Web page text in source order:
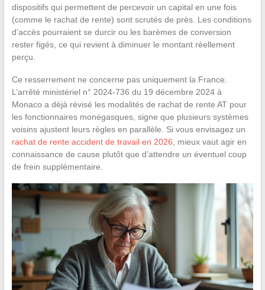
dispositifs qui permettent de percevoir un capital en une fois
(comme le rachat de rente) sont scrutés de près. Les conditions
d’accès pourraient se durcir ou les barèmes de conversion
rester figés, ce qui revient à diminuer le montant réellement
perçu.
Ce resserrement ne concerne pas uniquement la France.
L’arrêté ministériel n° 2024-736 du 19 décembre 2024 à
Monaco a déjà révisé les modalités de rachat de rente AT pour
les fonctionnaires monégasques, signe que plusieurs systèmes
voisins ajustent leurs règles en parallèle. Si vous envisagez un
rachat de rente accident de travail en 2026 , mieux vaut agir en
connaissance de cause plutôt que d’attendre un éventuel coup
de frein supplémentaire.